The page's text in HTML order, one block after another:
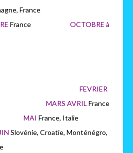
France
France OCTOBRE à
FEVRIER
MARS AVRIL France
MAI France, Italie
Slovénie, Croatie, Monténégro,
Bulgarie